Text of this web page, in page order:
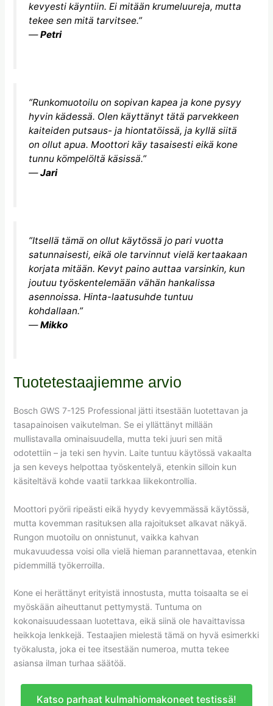
kevyesti käyntiin. Ei mitään krumeluureja, mutta
tekee sen mitä tarvitsee.”
—Petri
”Runkomuotoilu on sopivan kapea ja kone pysyy
hyvin kädessä. Olen käyttänyt tätä parvekkeen
kaiteiden putsaus- ja hiontatöissä, ja kyllä siitä
on ollut apua. Moottori käy tasaisesti eikä kone
tunnu kömpelöltä käsissä.”
—Jari
”Itsellä tämä on ollut käytössä jo pari vuotta
satunnaisesti, eikä ole tarvinnut vielä kertaakaan
korjata mitään. Kevyt paino auttaa varsinkin, kun
joutuu työskentelemään vähän hankalissa
asennoissa. Hinta-laatusuhde tuntuu
kohdallaan.”
—Mikko
Tuotetestaajiemme arvio
Bosch GWS 7-125 Professional jätti itsestään luotettavan ja
tasapainoisen vaikutelman. Se ei yllättänyt millään
mullistavalla ominaisuudella, mutta teki juuri sen mitä
odotettiin – ja teki sen hyvin. Laite tuntuu käytössä vakaalta
ja sen keveys helpottaa työskentelyä, etenkin silloin kun
käsiteltävä kohde vaatii tarkkaa liikekontrollia.
Moottori pyörii ripeästi eikä hyydy kevyemmässä käytössä,
mutta kovemman rasituksen alla rajoitukset alkavat näkyä.
Rungon muotoilu on onnistunut, vaikka kahvan
mukavuudessa voisi olla vielä hieman parannettavaa, etenkin
pidemmillä työkerroilla.
Kone ei herättänyt erityistä innostusta, mutta toisaalta se ei
myöskään aiheuttanut pettymystä. Tuntuma on
kokonaisuudessaan luotettava, eikä siinä ole havaittavissa
heikkoja lenkkejä. Testaajien mielestä tämä on hyvä esimerkki
työkalusta, joka ei tee itsestään numeroa, mutta tekee
asiansa ilman turhaa säätöä.
Katso parhaat kulmahiomakoneet testissä!